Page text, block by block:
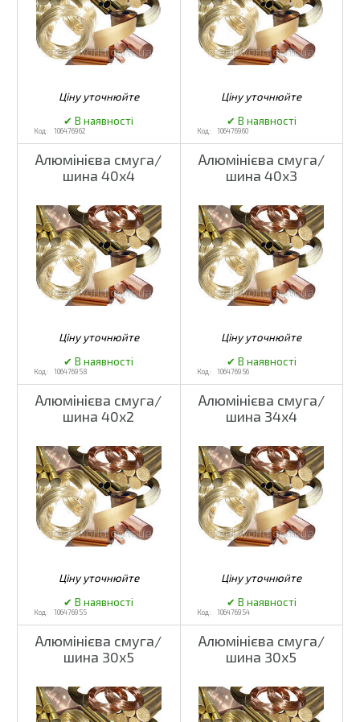
106476962 106476960
Алюмінієва смуга/
шина 40x4
106476958
Алюмінієва смуга/
шина 40x3
106476956
Алюмінієва смуга/
шина 40x2
106476955
Алюмінієва смуга/
шина 34x4
106476954
Алюмінієва смуга/
шина 30x5
Алюмінієва смуга/
шина 30x5